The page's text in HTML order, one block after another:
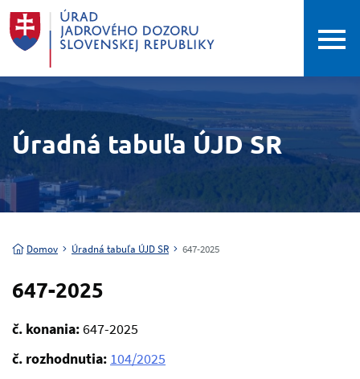
Úradná tabuľa ÚJD SR
Domov Úradná tabuľa ÚJD SR 647-2025
647-2025
č. konania:647-2025
č. rozhodnutia: 104/2025